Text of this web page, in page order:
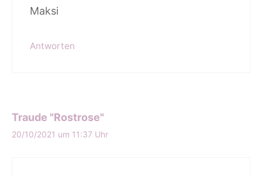
Maksi
Antworten
Traude "Rostrose"
20/10/2021 um 11:37 Uhr